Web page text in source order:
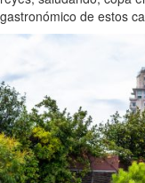
gastronómico de estos